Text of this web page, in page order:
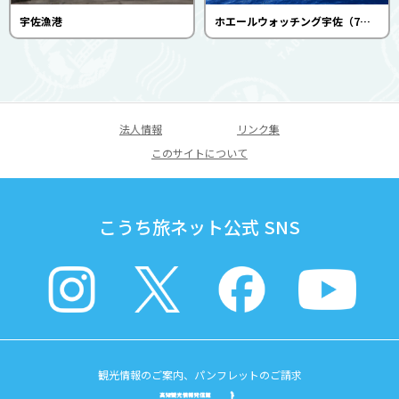
宇佐漁港 ホエールウォッチング宇佐（7月～10月）
法人情報
リンク集
このサイトについて
こうち旅ネット公式 SNS
観光情報のご案内、パンフレットのご請求